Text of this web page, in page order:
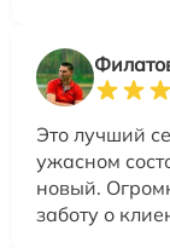
Это лучший
ужасном
новый.
заботу о